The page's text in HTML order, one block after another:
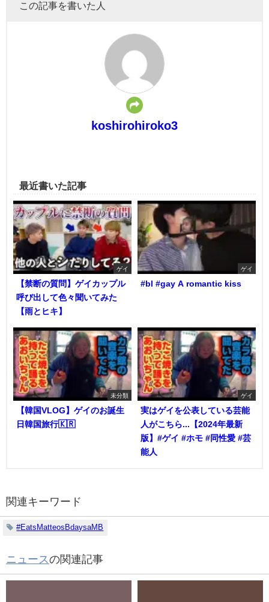
この記事を書いた人
koshirohiroko3
最近書いた記事
ゲイ
【禁断の質問】ゲイカップル
呼び出して色々聞いてみた
【雨とヒキ】
ゲイ
#bl #gay A romantic kiss
未分類
【韓国VLOG】ゲイのお誕生
日韓国旅行🇰🇷
ゲイ
実はゲイを公表している芸能
人がこちら...【2024年最新
版】#ゲイ #ホモ #同性愛 #芸
能人
関連キーワード
#EatsMatteosBdaysaMB
ニュースの関連記事